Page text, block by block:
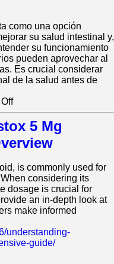
como una opción
su salud intestinal y,
su funcionamiento
pueden aprovechar al
Es crucial considerar
de la salud antes de
on
Syntol
Ciclo:
Todo
lo
Necesitas
Saber
5 Mg
is commonly used for
considering its
dosage is crucial for
an in-depth look at
make informed
understanding-
guide/